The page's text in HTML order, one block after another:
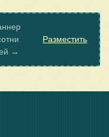
→
Разместить